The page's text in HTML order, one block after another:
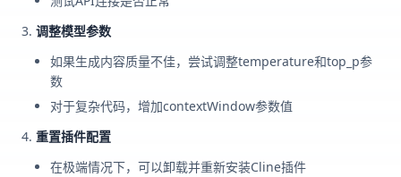
调整模型参数
如果生成内容质量不佳，尝试调整temperature和top_p参
数
对于复杂代码，增加contextWindow参数值
重置插件配置
在极端情况下，可以卸载并重新安装Cline插件